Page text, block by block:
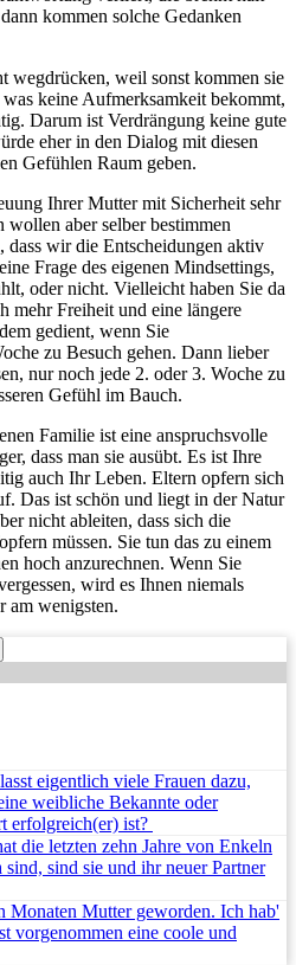
kommen solche Gedanken
wegdrücken, weil sonst kommen sie
keine Aufmerksamkeit bekommt,
Darum ist Verdrängung keine gute
eher in den Dialog mit diesen
Gefühlen Raum geben.
Ihrer Mutter mit Sicherheit sehr
aber selber bestimmen
dass wir die Entscheidungen aktiv
Frage des eigenen Mindsettings,
oder nicht. Vielleicht haben Sie da
mehr Freiheit und eine längere
gedient, wenn Sie
zu Besuch gehen. Dann lieber
nur noch jede 2. oder 3. Woche zu
Gefühl im Bauch.
Familie ist eine anspruchsvolle
dass man sie ausübt. Es ist Ihre
auch Ihr Leben. Eltern opfern sich
Das ist schön und liegt in der Natur
nicht ableiten, dass sich die
müssen. Sie tun das zu einem
hoch anzurechnen. Wenn Sie
wird es Ihnen niemals
am wenigsten.
eigentlich viele Frauen dazu,
weibliche Bekannte oder
erfolgreich(er) ist?
die letzten zehn Jahre von Enkeln
sind sie und ihr neuer Partner
Mutter geworden. Ich hab'
vorgenommen eine coole und